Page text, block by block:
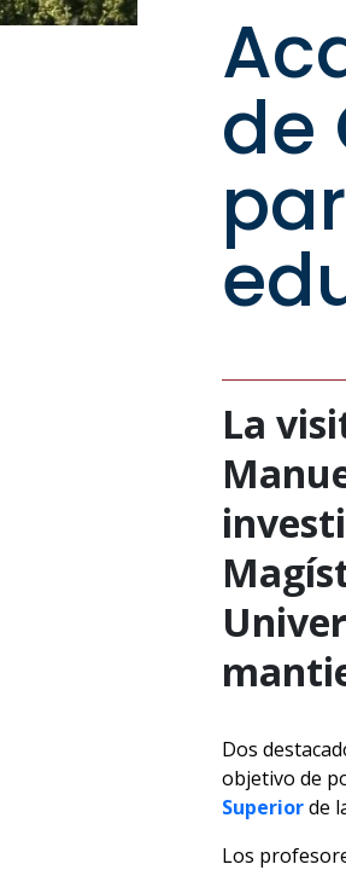
de
La
Dos
objetivo de
Superiorde
Los